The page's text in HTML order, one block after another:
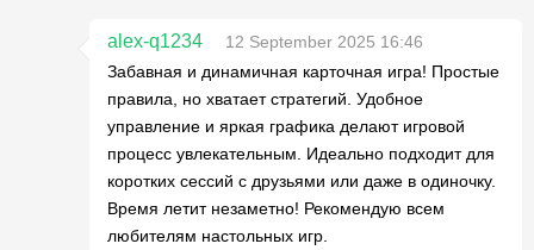
alex-q1234
12 September 2025 16:46
Забавная и динамичная карточная игра! Простые
правила, но хватает стратегий. Удобное
управление и яркая графика делают игровой
процесс увлекательным. Идеально подходит для
коротких сессий с друзьями или даже в одиночку.
Время летит незаметно! Рекомендую всем
любителям настольных игр.